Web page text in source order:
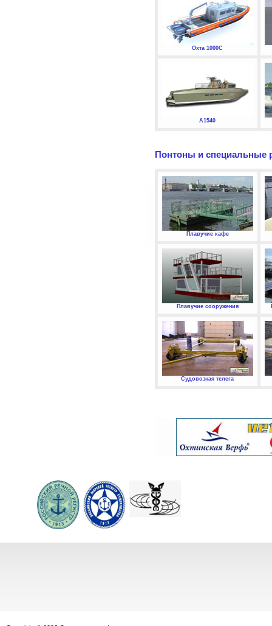
Охта 1000С
А1540
Понтоны и специальные
Плавучие кафе
Плавучие сооружения
Судовозная телега